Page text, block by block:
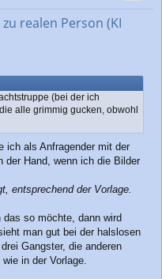
realen Person (KI
(bei der ich
alle grimmig gucken, obwohl
ich als Anfragender mit der
der Hand, wenn ich die Bilder
entsprechend der Vorlage.
so möchte, dann wird
man gut bei der halslosen
Gangster, die anderen
in der Vorlage.